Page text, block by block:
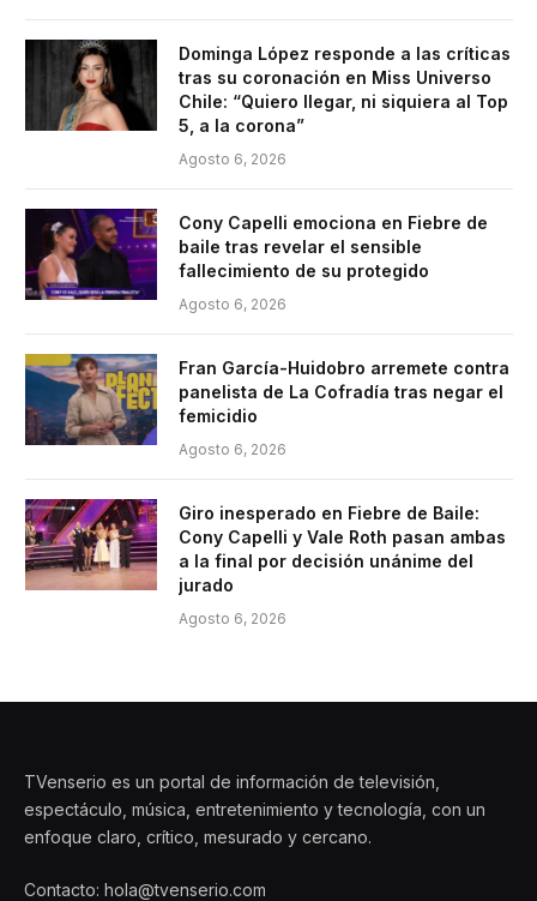
Dominga López responde a las críticas
tras su coronación en Miss Universo
Chile: “Quiero llegar, ni siquiera al Top
5, a la corona”
Agosto 6, 2026
Cony Capelli emociona en Fiebre de
baile tras revelar el sensible
fallecimiento de su protegido
Agosto 6, 2026
Fran García-Huidobro arremete contra
panelista de La Cofradía tras negar el
femicidio
Agosto 6, 2026
Giro inesperado en Fiebre de Baile:
Cony Capelli y Vale Roth pasan ambas
a la final por decisión unánime del
jurado
Agosto 6, 2026
TVenserio es un portal de información de televisión,
espectáculo, música, entretenimiento y tecnología, con un
enfoque claro, crítico, mesurado y cercano.
Contacto: hola@tvenserio.com